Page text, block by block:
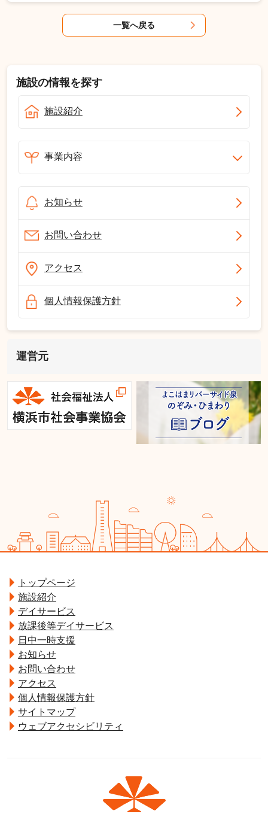
一覧へ戻る
施設の情報を探す
施設紹介
事業内容
お知らせ
お問い合わせ
アクセス
個人情報保護方針
運営元
トップページ
施設紹介
デイサービス
放課後等デイサービス
日中一時支援
お知らせ
お問い合わせ
アクセス
個人情報保護方針
サイトマップ
ウェブアクセシビリティ